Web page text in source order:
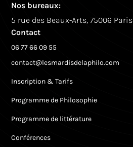
Nos bureaux:
5 rue des Beaux-Arts, 75006 Paris
Contact
06 77 66 09 55
contact@lesmardisdelaphilo.com
Inscription & Tarifs
Programme de Philosophie
Programme de littérature
Conférences